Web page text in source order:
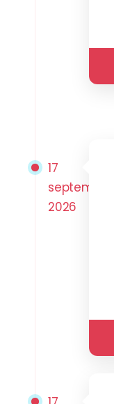
17
septembre
2026